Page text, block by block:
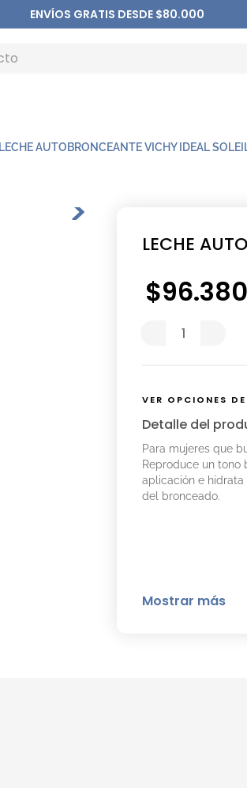
ENVÍOS GRATIS DESDE $80.000
LECHE AUTOBRONCEANTE VICHY IDEAL
LECHE
$96.380
VER OPCIONES
Detalle del
Para mujeres que
Reproduce un tono
aplicación e hidrata
del bronceado.
Mostrar más